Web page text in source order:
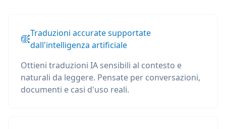
Traduzioni accurate supportate
dall'intelligenza artificiale
Ottieni traduzioni IA sensibili al contesto e
naturali da leggere. Pensate per conversazioni,
documenti e casi d'uso reali.